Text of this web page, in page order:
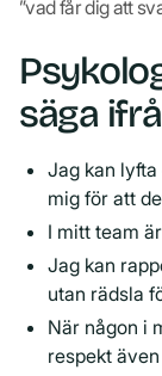
”vad får dig att
säga
Jag kan
mig för att
I mitt team
Jag kan
utan rädsla
När någon i
respekt